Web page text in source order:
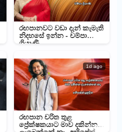
රඟපානවට වඩා දැන් කැමැති
නිදහසේ ඉන්න - චම්පා
ශ්‍රියාණී
1d ago
රඟපාන චරිත තුළ
ප්‍රේක්ෂකයාට මාව දකින්න